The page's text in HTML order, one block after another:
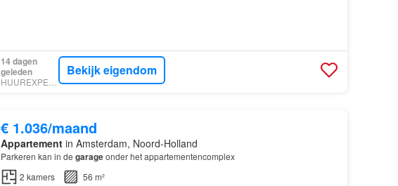
14 dagen
geleden
Bekijk eigendom
€ 1.036/maand
Appartementin Amsterdam, Noord-Holland
Parkeren kan in de garageonder het appartementencomplex
2 kamers
56 m²